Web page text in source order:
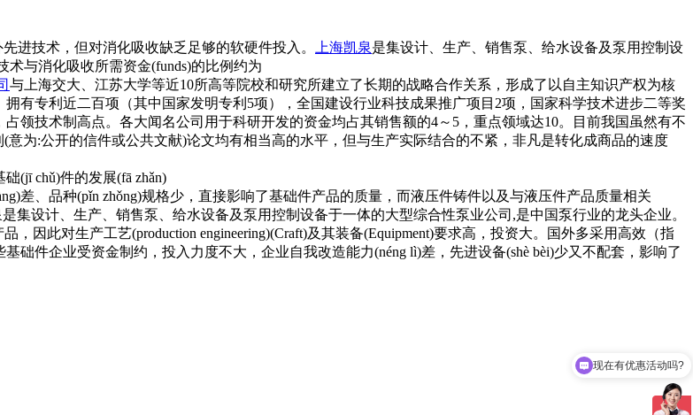
技术，但对消化吸收缺乏足够的软硬件投入。
上海凯泉是集设计、生产、销售泵、给水设备及泵用控制设
与消化吸收所需资金(funds)的比例约为
与上海交大、江苏大学等近10所高等院校和研究所建立了长期的战略合作关系，形成了以自主知识产权为核
有专利近二百项（其中国家发明专利5项），全国建设行业科技成果推广项目2项，国家科学技术进步二等奖
领技术制高点。各大闻名公司用于科研开发的资金均占其销售额的4～5，重点领域达10。目前我国虽然有不
意为:公开的信件或公共文献)论文均有相当高的水平，但与生产实际结合的不紧，非凡是转化成商品的速度
(jī chǔ)件的发展(fā zhǎn)
、品种(pǐn zhǒng)规格少，直接影响了基础件产品的质量，而液压件铸件以及与液压件产品质量相关
集设计、生产、销售泵、给水设备及泵用控制设备于一体的大型综合性泵业公司,是中国泵行业的龙头企业。
因此对生产工艺(production engineering)(Craft)及其装备(Equipment)要求高，投资大。国外多采用高效（指
件企业受资金制约，投入力度不大，企业自我改造能力(néng lì)差，先进设备(shè bèi)少又不配套，影响了
现在有优惠活动吗?